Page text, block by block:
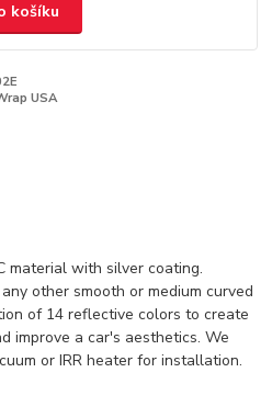
košíku
USA
material with silver coating.
other smooth or medium curved
of 14 reflective colors to create
improve a car's aesthetics. We
or IRR heater for installation.